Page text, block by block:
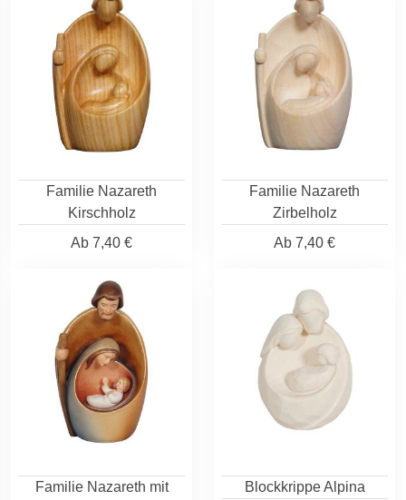
Familie Nazareth
Kirschholz
Ab 7,40 €
Familie Nazareth
Zirbelholz
Ab 7,40 €
Familie Nazareth mit
Blockkrippe Alpina